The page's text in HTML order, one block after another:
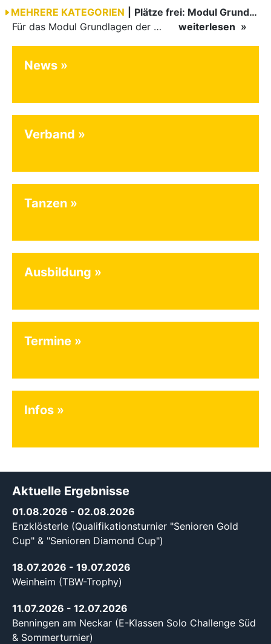
MEHRERE KATEGORIEN
Plätze frei: Modul Grundlagen
Für das Modul Grundlagen der Breitensportausbildung vom 10. bis 13. September an der Landessportschule Albstadt sind noch Plätze frei. Das Modul kann auch für den Lizenzerhalt (30 LE fachlich) genutzt…
weiterlesen
News
Verband
Tanzen
Ausbildung
Termine
Infos
Aktuelle Ergebnisse
01.08.2026 - 02.08.2026
Enzklösterle (Qualifikationsturnier "Senioren Gold
Cup" & "Senioren Diamond Cup")
18.07.2026 - 19.07.2026
Weinheim (TBW-Trophy)
11.07.2026 - 12.07.2026
Benningen am Neckar (E-Klassen Solo Challenge Süd
& Sommerturnier)